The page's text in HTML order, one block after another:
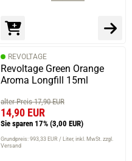
REVOLTAGE
Revoltage Green Orange
Aroma Longfill 15ml
alter Preis 17,90 EUR
14,90 EUR
Sie sparen 17% (3,00 EUR)
Grundpreis: 993,33 EUR / Liter inkl. MwSt. zzgl.
Versand